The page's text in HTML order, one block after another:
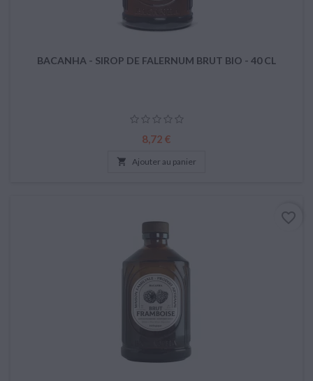
BACANHA - SIROP DE FALERNUM BRUT BIO - 40 CL
Prix
8,72 €
 Ajouter au panier
favorite_border